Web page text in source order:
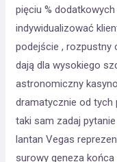
pięciu %
indywidualizować
podejście , rozpustny
dają dla wysokiego
astronomiczny
dramatycznie od tych
taki sam zadaj
lantan Vegas
surowy geneza